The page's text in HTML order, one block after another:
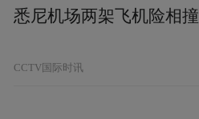
悉尼机场两架飞机险相撞
CCTV国际时讯